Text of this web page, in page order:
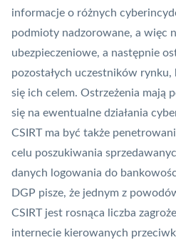
informacje o różnych
podmioty nadzorowane, a więc
ubezpieczeniowe, a następnie
pozostałych uczestników
się ich celem. Ostrzeżenia mają
się na ewentualne działania
CSIRT ma być także
celu poszukiwania
danych logowania do
DGP pisze, że jednym z
CSIRT jest rosnąca liczba
internecie kierowanych